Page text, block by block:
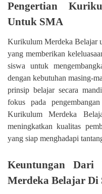
Pengertian
Untuk SMA
Kurikulum Merdeka Belajar
yang memberikan
siswa untuk
dengan kebutuhan masing-
prinsip belajar secara
fokus pada
Kurikulum Merdeka
meningkatkan kualitas
yang siap menghadapi
Keuntungan Dari
Merdeka Belajar Di